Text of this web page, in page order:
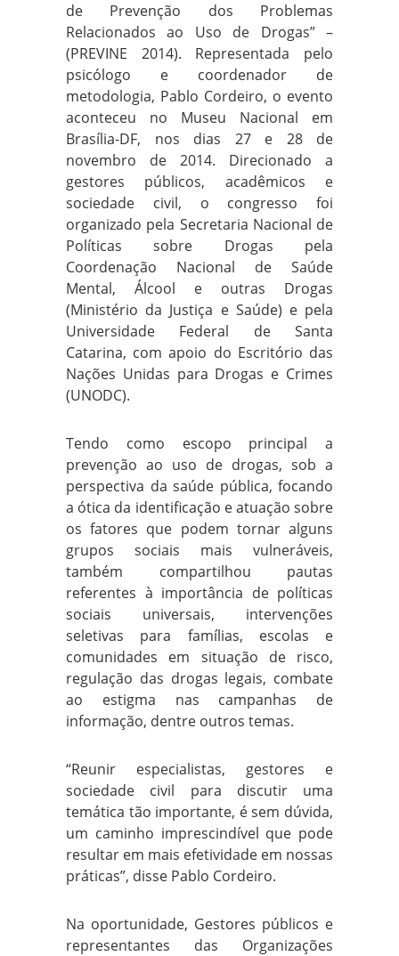
de Prevenção dos Problemas
Relacionados ao Uso de Drogas” –
(PREVINE 2014). Representada pelo
psicólogo e coordenador de
metodologia, Pablo Cordeiro, o evento
aconteceu no Museu Nacional em
Brasília-DF, nos dias 27 e 28 de
novembro de 2014. Direcionado a
gestores públicos, acadêmicos e
sociedade civil, o congresso foi
organizado pela Secretaria Nacional de
Políticas sobre Drogas pela
Coordenação Nacional de Saúde
Mental, Álcool e outras Drogas
(Ministério da Justiça e Saúde) e pela
Universidade Federal de Santa
Catarina, com apoio do Escritório das
Nações Unidas para Drogas e Crimes
(UNODC).
Tendo como escopo principal a
prevenção ao uso de drogas, sob a
perspectiva da saúde pública, focando
a ótica da identificação e atuação sobre
os fatores que podem tornar alguns
grupos sociais mais vulneráveis,
também compartilhou pautas
referentes à importância de políticas
sociais universais, intervenções
seletivas para famílias, escolas e
comunidades em situação de risco,
regulação das drogas legais, combate
ao estigma nas campanhas de
informação, dentre outros temas.
“Reunir especialistas, gestores e
sociedade civil para discutir uma
temática tão importante, é sem dúvida,
um caminho imprescindível que pode
resultar em mais efetividade em nossas
práticas”, disse Pablo Cordeiro.
Na oportunidade, Gestores públicos e
representantes das Organizações